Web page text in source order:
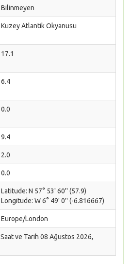
Bilinmeyen
Kuzey Atlantik Okyanusu
17.1
6.4
0.0
9.4
2.0
0.0
Latitude: N 57° 53' 60'' (57.9)
Longitude: W 6° 49' 0'' (-6.816667)
Europe/London
ve Tarih 08 Ağustos 2026,